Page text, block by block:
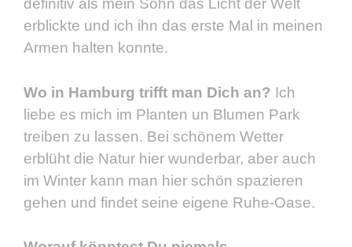
definitiv als mein Sohn das Licht der Welt
erblickte und ich ihn das erste Mal in meinen
Armen halten konnte.
Wo in Hamburg trifft man Dich an? Ich
liebe es mich im Planten un Blumen Park
treiben zu lassen. Bei schönem Wetter
erblüht die Natur hier wunderbar, aber auch
im Winter kann man hier schön spazieren
gehen und findet seine eigene Ruhe-Oase.